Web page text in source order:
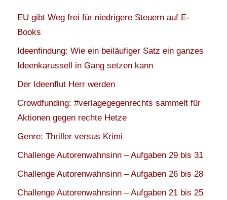
EU gibt Weg frei für niedrigere Steuern auf E-
Books
Ideenfindung: Wie ein beiläufiger Satz ein ganzes
Ideenkarussell in Gang setzen kann
Der Ideenflut Herr werden
Crowdfunding: #verlagegegenrechts sammelt für
Aktionen gegen rechte Hetze
Genre: Thriller versus Krimi
Challenge Autorenwahnsinn – Aufgaben 29 bis 31
Challenge Autorenwahnsinn – Aufgaben 26 bis 28
Challenge Autorenwahnsinn – Aufgaben 21 bis 25